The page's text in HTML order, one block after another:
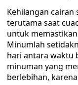
Kehilangan cairan
terutama saat
untuk
Minumlah
hari antara waktu
minuman yang
berlebihan,